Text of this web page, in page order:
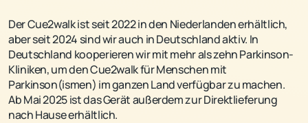
Der Cue2walk ist seit 2022 in den Niederlanden erhältlich,
aber seit 2024 sind wir auch in Deutschland aktiv. In
Deutschland kooperieren wir mit mehr als zehn Parkinson-
Kliniken, um den Cue2walk für Menschen mit
Parkinson(ismen) im ganzen Land verfügbar zu machen.
Ab Mai 2025 ist das Gerät außerdem zur Direktlieferung
nach Hause erhältlich.